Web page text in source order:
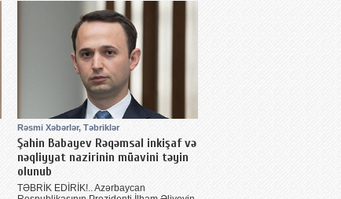
Rəsmi Xəbərlər, Təbriklər
Şahin Babayev Rəqəmsal inkişaf və
nəqliyyat nazirinin müavini təyin
olunub
TƏBRİK EDİRİK!.. Azərbaycan